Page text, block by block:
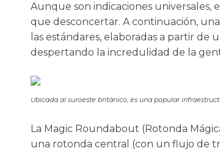
Aunque son indicaciones universales,
que desconcertar. A continuación,
las estándares, elaboradas a partir
despertando la incredulidad de la
Ubicada al suroeste británico, es una popular
La Magic Roundabout (Rotonda
una rotonda central (con un flujo de